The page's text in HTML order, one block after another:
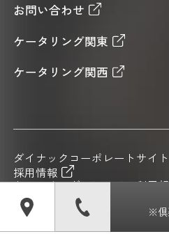
※倶
お問い合わせ
ケータリング関東
ケータリング関西
ダイナックコーポレートサイト
採用情報
セルフオーダーシステム利用
プライバシーポリシー
資金決済法上の表示